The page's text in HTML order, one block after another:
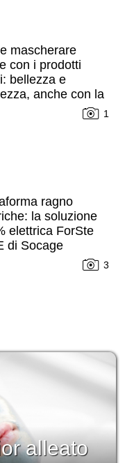
mascherare
con i prodotti
bellezza e
anche con la
1
ragno
la soluzione
elettrica ForSte
di Socage
3
alleato